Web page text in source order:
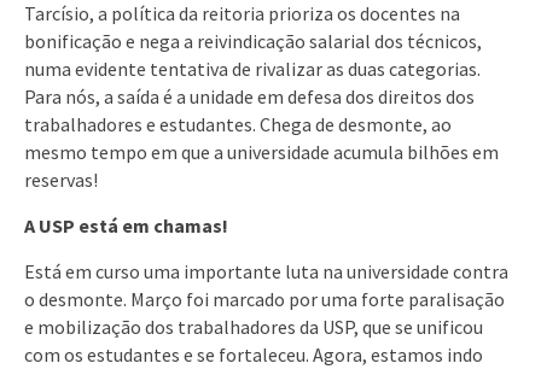
Tarcísio, a política da reitoria prioriza os docentes na
bonificação e nega a reivindicação salarial dos técnicos,
numa evidente tentativa de rivalizar as duas categorias.
Para nós, a saída é a unidade em defesa dos direitos dos
trabalhadores e estudantes. Chega de desmonte, ao
mesmo tempo em que a universidade acumula bilhões em
reservas!
A USP está em chamas!
Está em curso uma importante luta na universidade contra
o desmonte. Março foi marcado por uma forte paralisação
e mobilização dos trabalhadores da USP, que se unificou
com os estudantes e se fortaleceu. Agora, estamos indo